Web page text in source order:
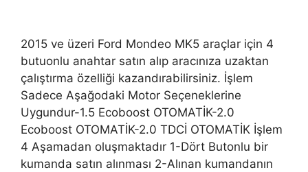
2015 ve üzeri Ford Mondeo MK5 araçlar için 4
butuonlu anahtar satın alıp aracınıza uzaktan
çalıştırma özelliği kazandırabilirsiniz. İşlem
Sadece Aşağodaki Motor Seçeneklerine
Uygundur-1.5 Ecoboost OTOMATİK-2.0
Ecoboost OTOMATİK-2.0 TDCİ OTOMATİK İşlem
4 Aşamadan oluşmaktadır 1-Dört Butonlu bir
kumanda satın alınması 2-Alınan kumandanın